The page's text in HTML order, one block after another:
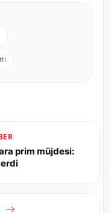
prim müjdesi: